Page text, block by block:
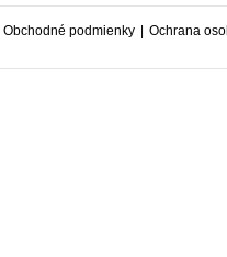
Obchodné podmienky | Ochrana